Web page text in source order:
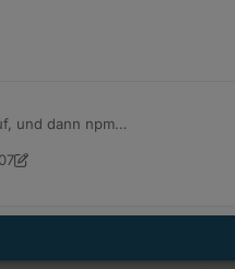
und dann npm
0.4.8-Final] Released !
ich ihn gerade nicht. Seltsam......